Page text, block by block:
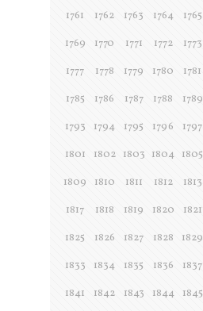
1761
1762 1763 1764 1765
1769
1770 1771 1772 1773
1777
1778 1779 1780 1781
1785
1786 1787 1788 1789
1793
1794 1795 1796 1797
1801
1802 1803 1804 1805
1809
1810 1811 1812 1813
1817
1818 1819 1820 1821
1825
1826 1827 1828 1829
1833
1834 1835 1836 1837
1841
1842 1843 1844 1845